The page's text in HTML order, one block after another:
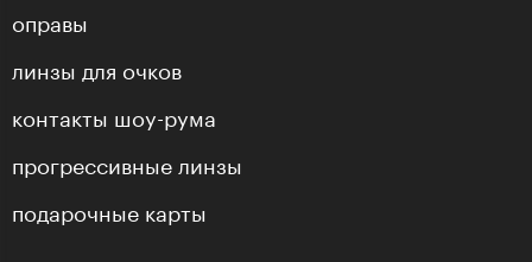
оправы
линзы для очков
контакты шоу-рума
прогрессивные линзы
подарочные карты